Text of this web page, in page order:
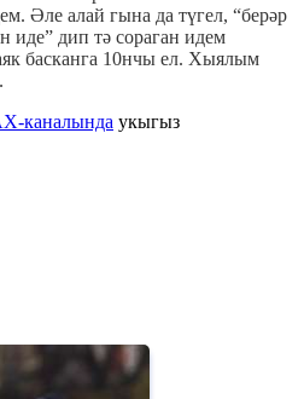
Әле алай гына да түгел, “берәр
иде” дип тә сораган идем
басканга 10нчы ел. Хыялым
каналында укыгыз